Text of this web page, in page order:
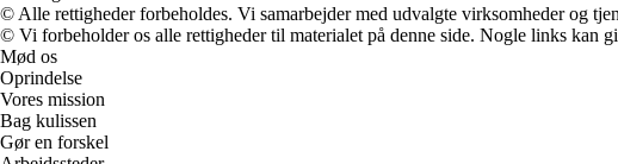
© Alle rettigheder forbeholdes. Vi samarbejder med udvalgte virksomheder og
© Vi forbeholder os alle rettigheder til materialet på denne side. Nogle links
Mød os
Oprindelse
Vores mission
Bag kulissen
Gør en forskel